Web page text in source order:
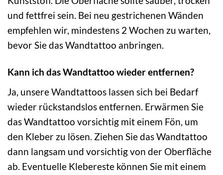
und fettfrei sein. Bei neu gestrichenen Wänden
empfehlen wir, mindestens 2 Wochen zu warten,
bevor Sie das Wandtattoo anbringen.
Kann ich das Wandtattoo wieder entfernen?
Ja, unsere Wandtattoos lassen sich bei Bedarf
wieder rückstandslos entfernen. Erwärmen Sie
das Wandtattoo vorsichtig mit einem Fön, um
den Kleber zu lösen. Ziehen Sie das Wandtattoo
dann langsam und vorsichtig von der Oberfläche
ab. Eventuelle Klebereste können Sie mit einem